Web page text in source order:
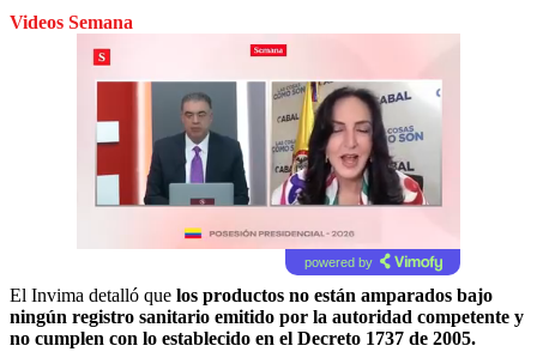
Videos Semana
powered by
El Invima detalló que los productos no están amparados bajo
ningún registro sanitario emitido por la autoridad competente y
no cumplen con lo establecido en el Decreto 1737 de 2005.